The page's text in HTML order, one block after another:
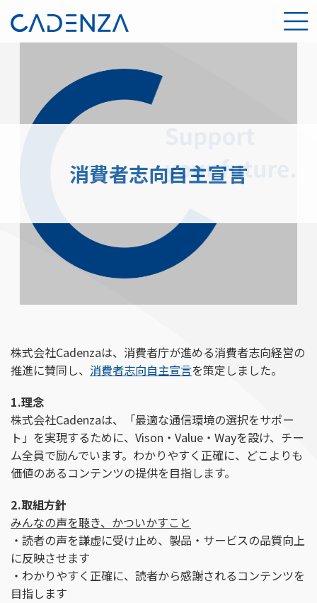
消費者志向自主宣言
株式会社Cadenzaは、消費者庁が進める消費者志向経営の
推進に賛同し、 消費者志向自主宣言を策定しました。
1.理念
株式会社Cadenzaは、「最適な通信環境の選択をサポー
ト」を実現するために、Vison・Value・Wayを設け、チー
ム全員で励んでいます。わかりやすく正確に、どこよりも
価値のあるコンテンツの提供を目指します。
2.取組方針
みんなの声を聴き、かついかすこと
・読者の声を謙虚に受け止め、製品・サービスの品質向上
に反映させます
・わかりやすく正確に、読者から感謝されるコンテンツを
目指します